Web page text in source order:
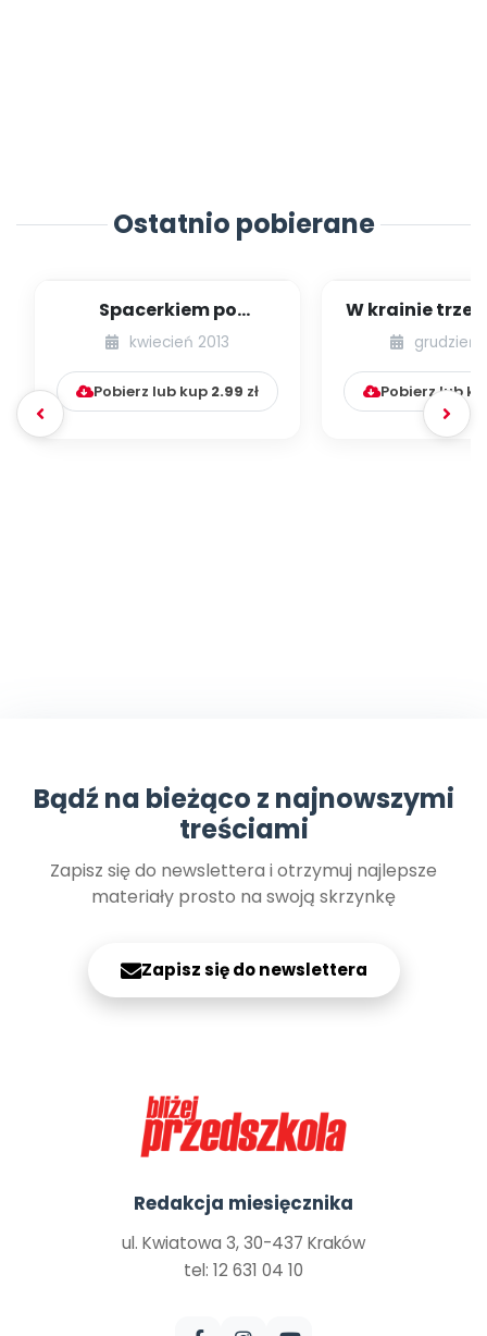
Ostatnio pobierane
Spacerkiem po
Krakowie (inscenizacja
muzyczno-ruchowa)
kwiecień 2013
Pobierz lub kup 2.99 zł
W krainie
grudzień
Pobierz lub
Bądź na bieżąco z najnowszymi
treściami
Zapisz się do newslettera i otrzymuj najlepsze
materiały prosto na swoją skrzynkę
Zapisz się do newslettera
Redakcja miesięcznika
ul. Kwiatowa 3, 30-437 Kraków
tel: 12 631 04 10